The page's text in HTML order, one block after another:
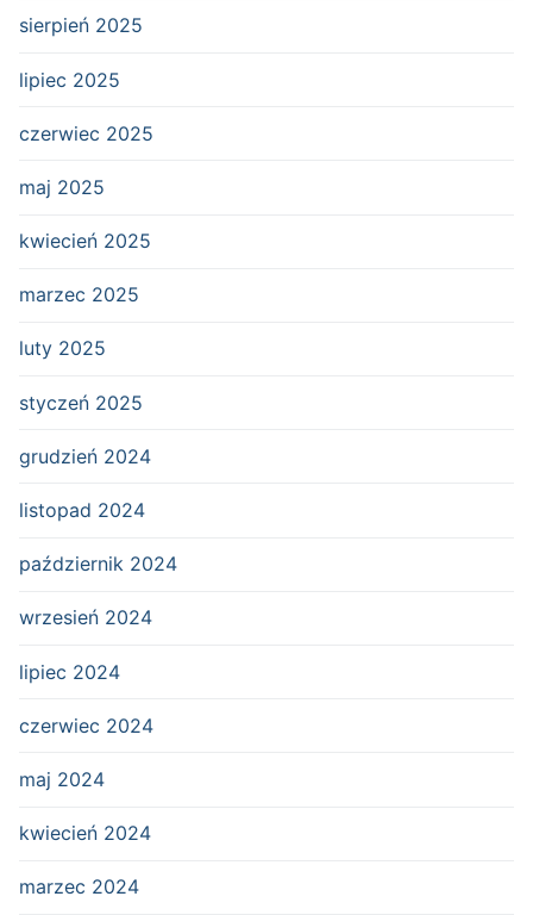
sierpień 2025
lipiec 2025
czerwiec 2025
maj 2025
kwiecień 2025
marzec 2025
luty 2025
styczeń 2025
grudzień 2024
listopad 2024
październik 2024
wrzesień 2024
lipiec 2024
czerwiec 2024
maj 2024
kwiecień 2024
marzec 2024